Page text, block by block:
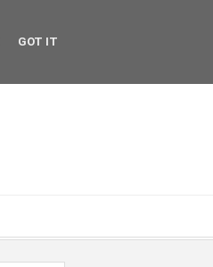
GOT IT